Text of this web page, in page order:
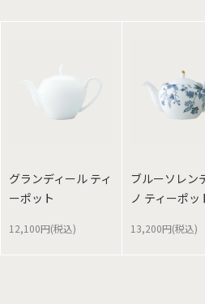
グランディール ティ
ーポット
12,100円(税込)
ブルーソレン
ノ ティーポッ
13,200円(税込)